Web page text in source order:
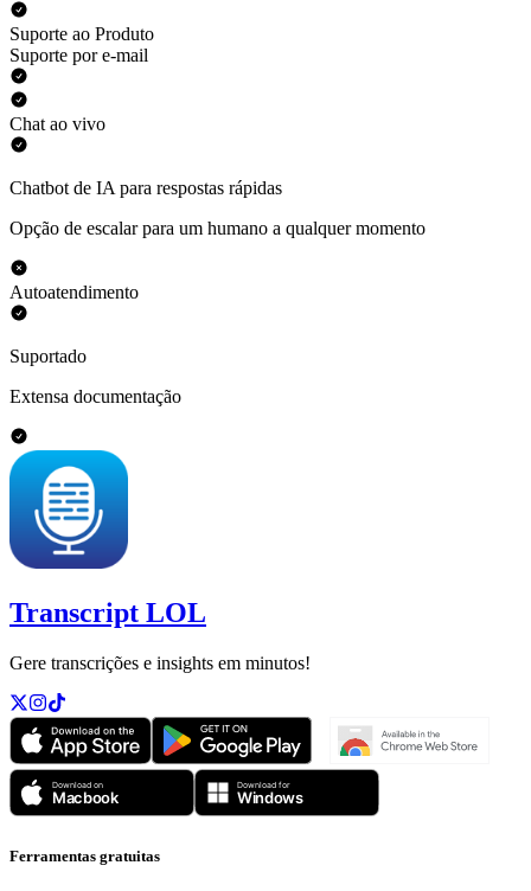
Suporte ao Produto
Suporte por e-mail
Chat ao vivo
Chatbot de IA para respostas rápidas
Opção de escalar para um humano a qualquer momento
Autoatendimento
Suportado
Extensa documentação
Transcript LOL
Gere transcrições e insights em minutos!
Ferramentas gratuitas